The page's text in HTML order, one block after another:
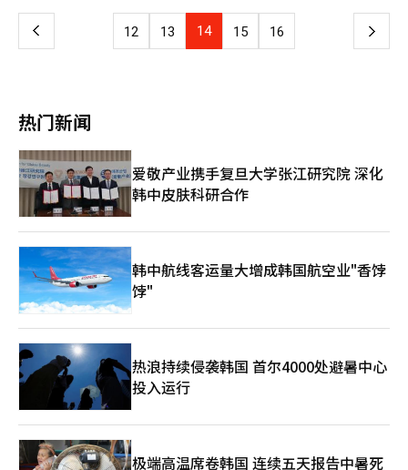
多样生育方式、养育子女的社会支援系统，韩国对于非婚生育的看
法虽然也在趋于开放，但仍缺乏相关的制度支持。为解决这一问
题，有必要对未婚妈妈和非婚家庭进行社会支援和制度上的改革。
品牌The Crème Shop的65%股份。雅芳预计在去年底完成的业
务重组至今尚未结束，也是LG生活健康北美业绩下滑的原因之
计收入同比剧增90.4%，达到4653亿韩元。 业内普遍认为，LG生
仅市场规模仅次于中国，更拥有巨大的增长潜力，是公认的“韩妆
发展宝地”。要想实现长期增长，稳定扎根北美市场是必然的选
择。相比之下，中国内需复苏缓慢，本土企业竞争加剧，市场存在
一定风险，给韩国企业的在华业务发展带来诸多挑战。 在这种情
况下，LG生活健康依旧坚持把重心放在中国市场，原因在于旗下
高端品牌“后”在中国市场的强劲人气。最近，LG生活健康公布
截至2030年实现营收10万亿韩元、营业利润率10%以上的目标，
并计划继续重塑品牌“后”，强化与众不同的功效价值、情感价值
和体验价值，以进一步巩固“后”的奢侈品牌地位。 业内人士认
为，LG生活健康在北美市场的稳定发展还需要时间，当前的北美
市场战略布局尚不清晰，仅计划培育碧研菲（belif）、菲诗小铺
（The Face Shop）、希恩派（CNP）等自有战略品牌。今年初提
到的品牌“后”进军美国市场计划也仅停留在筹备阶段。
“后”品牌代言人金智媛【图片来源 LG生活健康】
成交易。据悉，十多岁年轻人因经济能力有限，成为这一市场的主
对这一趋势，爱茉莉太平洋和LG生活健康等化妆品巨头也纷纷推
出5000韩元以下的低价化妆品，积极抢占市场份额。 与此同时，
高端化妆品市场表现同样亮眼。截至10月，乐天百货化妆品销售额
同比增长10%，彩妆部分更是增长25%；新世界百货和现代百货
的高端化妆品销售额分别增长16.1%和13.1%。奢侈品牌Prada
Beauty更是在8月逆势而上，于韩国开设门店，其产品价格超越兰
蔻和雅诗兰黛等传统高端品牌，进一步巩固高端市场地位。 此
外，普通化妆品企业也在推出高价机能性产品。例如，新世界国际
的Alpha Nox护肤线主打抗衰老专利成分，价格比同类产品高出两
倍以上。与此同时，电商巨头Coupang推出了奢侈美容产品购物
平台“R.LUX”，以吸引高端消费者，拓展市场份额。 业界专家分
析，消费两极化现象在高物价和经济疲软的背景下将进一步加剧。
仁荷大学消费者经济学教授李恩熙（音）指出：“低收入人群更倾
趋势短期内难以改变。” 首尔中区大创明洞店陈列的小容量化妆
品【图片来源 韩联社】
上 12 13 14 15 16 下
热门新闻
爱敬产业携手复旦大学张江研究院 深化
韩中皮肤科研合作
韩中航线客运量大增成韩国航空业"香饽
饽"
热浪持续侵袭韩国 首尔4000处避暑中心
投入运行
极端高温席卷韩国 连续五天报告中暑死